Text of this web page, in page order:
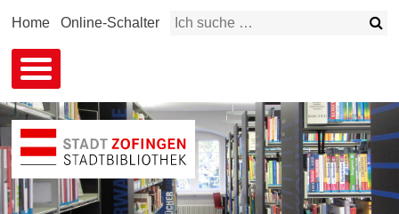
Schnellnavigation
Home Online-Schalter
Suchbegriff